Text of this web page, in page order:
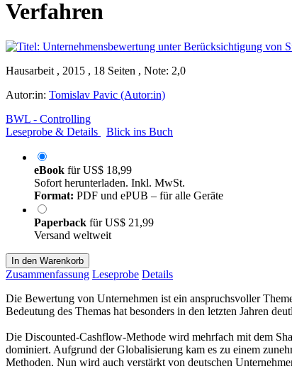
Verfahren
Hausarbeit , 2015 , 18 Seiten , Note: 2,0
Autor:in: Tomislav Pavic (Autor:in)
BWL - Controlling
Leseprobe & Details
Blick ins Buch
eBook fürUS$ 18,99
Sofort herunterladen. Inkl. MwSt.
Format: PDF und ePUB – für alle Geräte
Paperback fürUS$ 21,99
Versand weltweit
In den Warenkorb
Zusammenfassung Leseprobe Details
Die Bewertung von Unternehmen ist ein anspruchsvoller
Bedeutung des Themas hat besonders in den letzten Jahren
Die Discounted-Cashflow-Methode wird mehrfach mit dem
dominiert. Aufgrund der Globalisierung kam es zu einem
Methoden. Nun wird auch verstärkt von deutschen